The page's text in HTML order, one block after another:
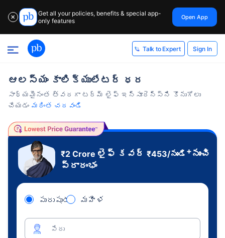
✕
Get all your policies, benefits & special app-
only features
Open App
Talk to Expert Sign In
ఆలస్యం కాలిక్యులేటర్ ధర
సాధ్యమైనంత త్వరగా టర్మ్ లైఫ్ ఇన్సూరెన్స్‌ని కొనుగోలు
చేయడం మరింత చదవండి
₹2 Crore లైఫ్ కవర్ ₹453/నుండి +నుంచి
ప్రారంభం
పురుషుడు మహిళ
పేరు